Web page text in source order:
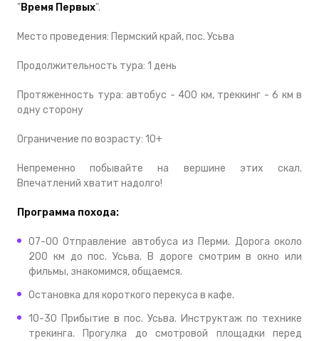
"Время Первых".
Место проведения: Пермский край, пос. Усьва
Продолжительность тура: 1 день
Протяженность тура: автобус - 400 км, треккинг - 6 км в
одну сторону
Ограничение по возрасту: 10+
Непременно побывайте на вершине этих скал.
Впечатлений хватит надолго!
Программа похода:
07-00 Отправление автобуса из Перми. Дорога около
200 км до пос. Усьва. В дороге смотрим в окно или
фильмы, знакомимся, общаемся.
Остановка для короткого перекуса в кафе.
10-30 Прибытие в пос. Усьва. Инструктаж по технике
трекинга. Прогулка до смотровой площадки перед